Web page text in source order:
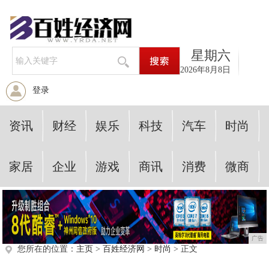
星期六
2026年8月8日
登录
资讯 财经 娱乐 科技 汽车 时尚
家居 企业 游戏 商讯 消费 微商
广告
您所在的位置： 主页 > 百姓经济网 > 时尚 > 正文